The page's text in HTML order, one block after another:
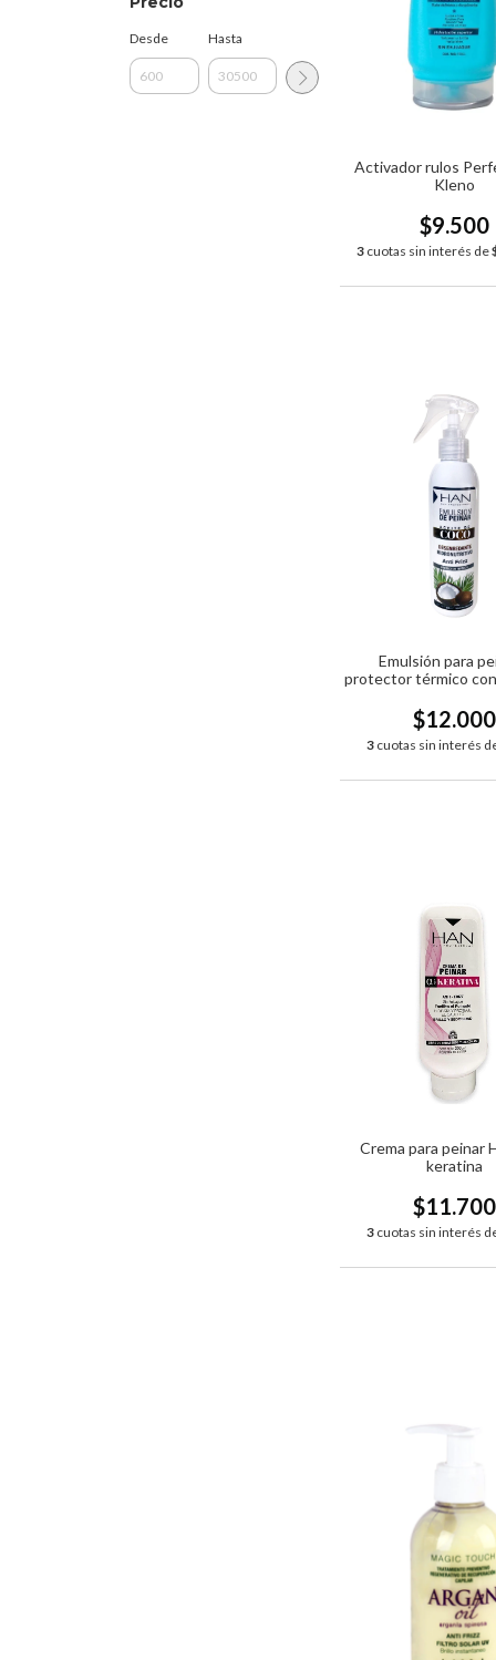
Desde Hasta
Activador rulos
Kleno
$9.500
3 cuotas sin interés de
Emulsión para
protector térmico
$12.000
3 cuotas sin interés
Crema para peinar
keratina
$11.700
3 cuotas sin interés